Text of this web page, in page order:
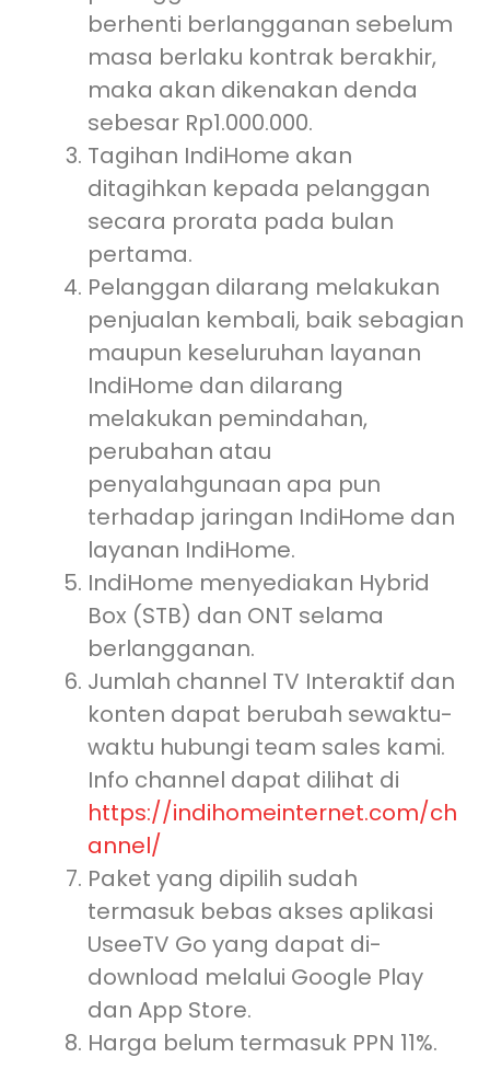
berhenti berlangganan sebelum
masa berlaku kontrak berakhir,
maka akan dikenakan denda
sebesar Rp1.000.000.
Tagihan IndiHome akan
ditagihkan kepada pelanggan
secara prorata pada bulan
pertama.
Pelanggan dilarang melakukan
penjualan kembali, baik sebagian
maupun keseluruhan layanan
IndiHome dan dilarang
melakukan pemindahan,
perubahan atau
penyalahgunaan apa pun
terhadap jaringan IndiHome dan
layanan IndiHome.
IndiHome menyediakan Hybrid
Box (STB) dan ONT selama
berlangganan.
Jumlah channel TV Interaktif dan
konten dapat berubah sewaktu-
waktu hubungi team sales kami.
Info channel dapat dilihat di
https://indihomeinternet.com/ch
annel/
Paket yang dipilih sudah
termasuk bebas akses aplikasi
UseeTV Go yang dapat di-
download melalui Google Play
dan App Store.
Harga belum termasuk PPN 11%.